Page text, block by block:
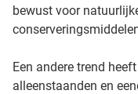
bewust voor
Een andere trend
alleenstaanden en